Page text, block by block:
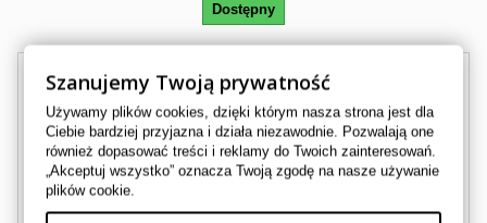
Dostępny
Szanujemy Twoją prywatność
Używamy plików cookies, dzięki którym nasza strona jest dla
Ciebie bardziej przyjazna i działa niezawodnie. Pozwalają one
również dopasować treści i reklamy do Twoich zainteresowań.
„Akceptuj wszystko” oznacza Twoją zgodę na nasze używanie
plików cookie.